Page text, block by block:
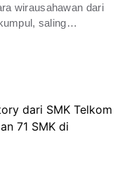
wirausahawan dari
saling…
dari SMK Telkom
71 SMK di